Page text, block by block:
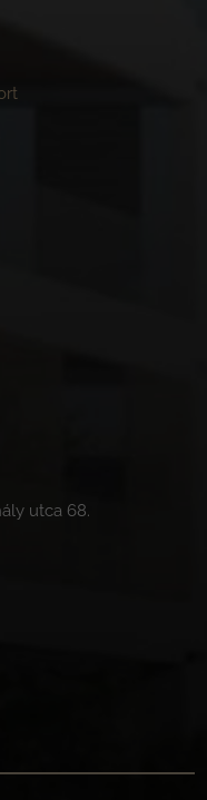
utca 68.